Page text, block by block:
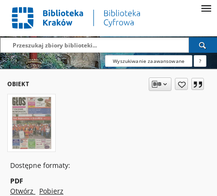
Wyszukiwanie zaawansowane ?
OBIEKT
Dostępne formaty:
PDF
Otwórz
Pobierz